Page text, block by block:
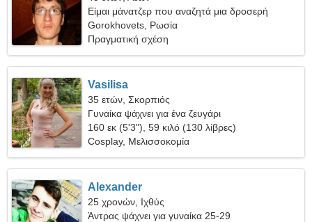
Είμαι μάνατζερ που αναζητά μια δροσερή
γυναίκα
Gorokhovets, Ρωσία
Πραγματική σχέση
Vasilisa
35 ετών, Σκορπιός
Γυναίκα ψάχνει για ένα ζευγάρι
160 εκ (5'3"), 59 κιλό (130 λίβρες)
Cosplay, Μελισσοκομία
Alexander
25 χρονών, Ιχθύς
Άντρας ψάχνει για γυναίκα 25-29